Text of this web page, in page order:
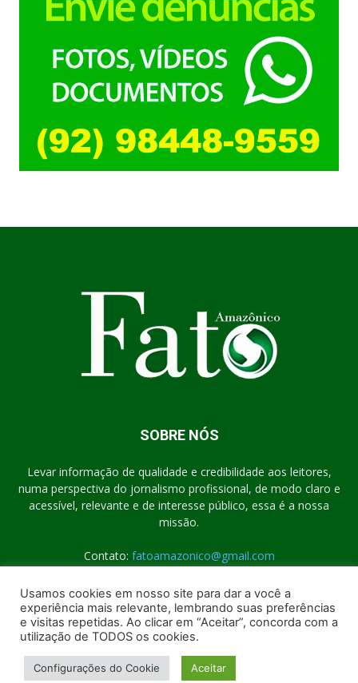
SOBRE NÓS
Levar informação de qualidade e credibilidade aos leitores,
numa perspectiva do jornalismo profissional, de modo claro e
acessível, relevante e de interesse público, essa é a nossa
missão.
Contato: fatoamazonico@gmail.com
SIGA-NOS
Usamos cookies em nosso site para dar a você a
experiência mais relevante, lembrando suas preferências
e visitas repetidas. Ao clicar em “Aceitar”, concorda com a
utilização de TODOS os cookies.
Configurações do Cookie Aceitar